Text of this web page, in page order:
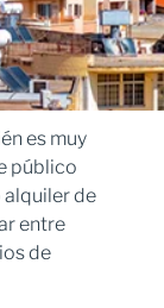
es muy
público
alquiler de
entre
de